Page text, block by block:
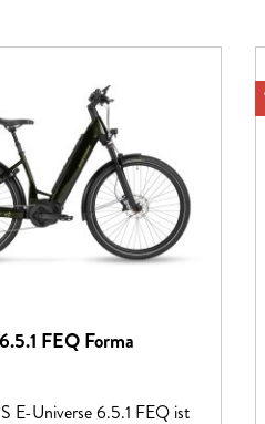
FEQ Forma
E-Universe 6.5.1 FEQ ist